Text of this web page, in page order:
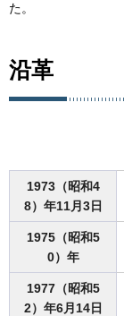
た。
沿革
1973（昭和4
8）年11月3日
1975（昭和5
0）年
1977（昭和5
2）年6月14日